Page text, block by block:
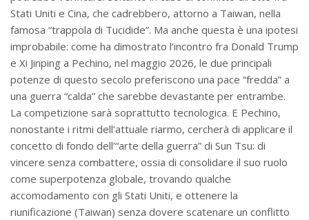
Stati Uniti e Cina, che cadrebbero, attorno a Taiwan, nella
famosa “trappola di Tucidide”. Ma anche questa è una ipotesi
improbabile: come ha dimostrato l’incontro fra Donald Trump
e Xi Jinping a Pechino, nel maggio 2026, le due principali
potenze di questo secolo preferiscono una pace “fredda” a
una guerra “calda” che sarebbe devastante per entrambe.
La competizione sarà soprattutto tecnologica. E Pechino,
nonostante i ritmi dell’attuale riarmo, cercherà di applicare il
concetto di fondo dell’“arte della guerra” di Sun Tsu: di
vincere senza combattere, ossia di consolidare il suo ruolo
come superpotenza globale, trovando qualche
accomodamento con gli Stati Uniti, e ottenere la
riunificazione (Taiwan) senza dovere scatenare un conflitto